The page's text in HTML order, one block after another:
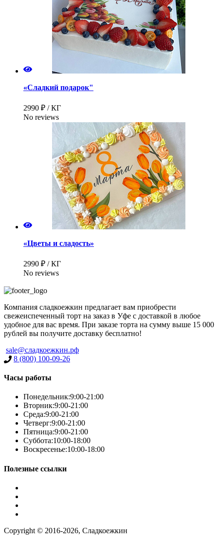
«Сладкий подарок"
2990 ₽ / КГ
No reviews
«Цветы и сладость»
2990 ₽ / КГ
No reviews
Компания сладкоежкин предлагает вам приобрести
свежеиспеченный торт на заказ в Уфе с доставкой в любое
удобное для вас время. При заказе торта на сумму выше 15 000
рублей вы получите доставку бесплатно!
sale@сладкоежкин.рф
8 (800) 100-09-26
Часы работы
Понедельник:9:00-21:00
Вторник:9:00-21:00
Среда:9:00-21:00
Четверг:9:00-21:00
Пятница:9:00-21:00
Суббота:10:00-18:00
Воскресенье:10:00-18:00
Полезные ссылки
Copyright © 2016-2026, Сладкоежкин